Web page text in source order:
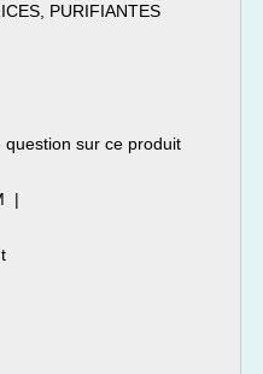
PURIFIANTES
sur ce produit
|